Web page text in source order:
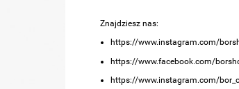
Znajdziesz nas:
https://www.instagram.com/
https://www.facebook.com/
https://www.instagram.com/